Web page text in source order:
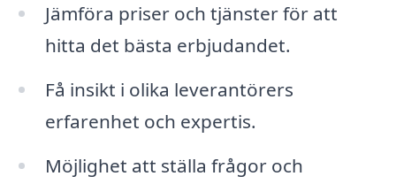
Jämföra priser och tjänster för att
hitta det bästa erbjudandet.
Få insikt i olika leverantörers
erfarenhet och expertis.
Möjlighet att ställa frågor och